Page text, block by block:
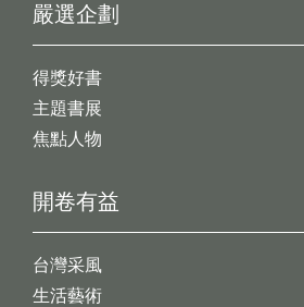
開卷有益
台灣采風
生活藝術
嚴選企劃
得獎好書
主題書展
焦點人物